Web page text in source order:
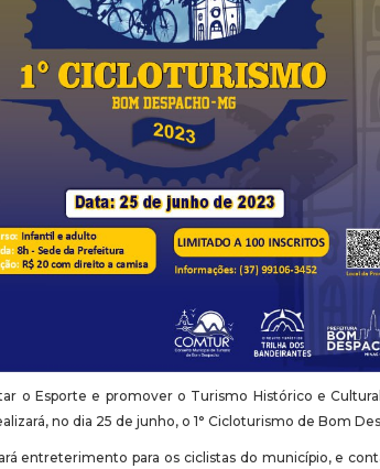
o Esporte e promover o Turismo Histórico e
no dia 25 de junho, o 1° Cicloturismo de Bom
entreterimento para os ciclistas do município, e